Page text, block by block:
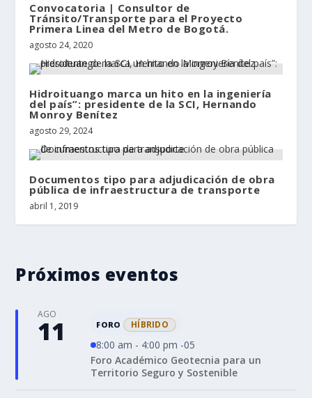
Convocatoria | Consultor de
Tránsito/Transporte para el Proyecto
Primera Linea del Metro de Bogotá.
agosto 24, 2020
Hidroituango marca un hito en la ingeniería
del país”: presidente de la SCI, Hernando
Monroy Benítez
agosto 29, 2024
Documentos tipo para adjudicación de obra
pública de infraestructura de transporte
abril 1, 2019
Próximos eventos
AGO
11 FORO HÍBRIDO
8:00 am - 4:00 pm -05
Foro Académico Geotecnia para un
Territorio Seguro y Sostenible